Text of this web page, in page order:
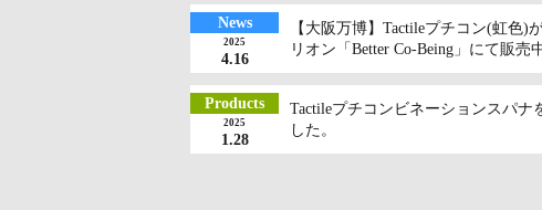
News
2025
4.16
【大阪万博】Tactileプチコン(虹色)
リオン「Better Co-Being」にて販売
Products
2025
1.28
Tactileプチコンビネーションスパナ
した。